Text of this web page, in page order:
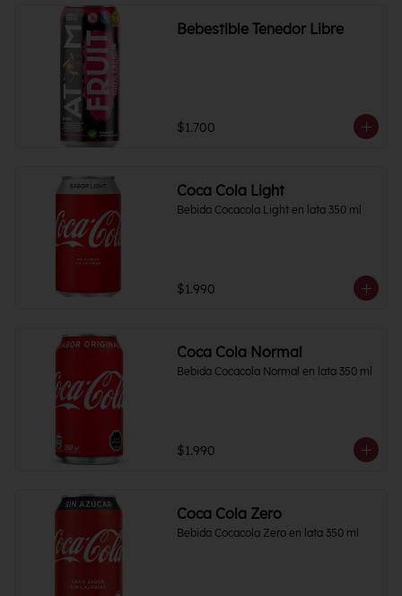
Bebestible Tenedor Libre
$1.700
Coca Cola Light
Bebida Cocacola Light en lata 350 ml
$1.990
Coca Cola Normal
Bebida Cocacola Normal en lata 350 ml
$1.990
Coca Cola Zero
Bebida Cocacola Zero en lata 350 ml